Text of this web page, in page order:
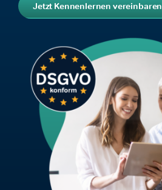
Kostenfreie Demo
Kundenlogin
Jetzt Kennenlernen vereinbaren